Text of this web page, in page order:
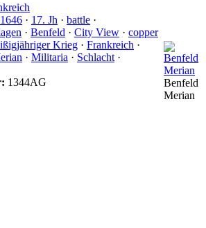
1646 · 17. Jh · battle ·
· Benfeld · City View · copper
Krieg · Frankreich ·
· Militaria · Schlacht ·
1344AG
Benfeld
Merian